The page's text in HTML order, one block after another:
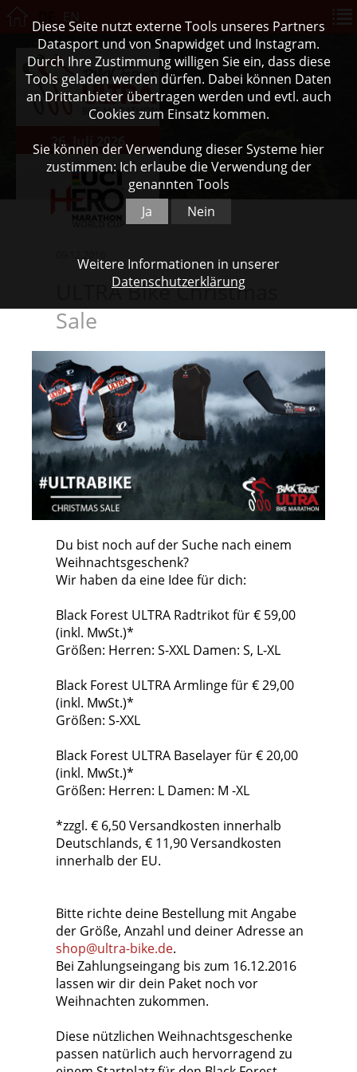
26. Juli 2026
ULTRA Bike Christmas
Sale
Du bist noch auf der Suche nach einem
Weihnachtsgeschenk?
Wir haben da eine Idee für dich:
Black Forest ULTRA Radtrikot für € 59,00
(inkl. MwSt.)*
Größen: Herren: S-XXL Damen: S, L-XL
Black Forest ULTRA Armlinge für € 29,00
(inkl. MwSt.)*
Größen: S-XXL
Black Forest ULTRA Baselayer für € 20,00
(inkl. MwSt.)*
Größen: Herren: L Damen: M -XL
*zzgl. € 6,50 Versandkosten innerhalb
Deutschlands, € 11,90 Versandkosten
innerhalb der EU.
Bitte richte deine Bestellung mit Angabe
der Größe, Anzahl und deiner Adresse an
shop@ultra-bike.de.
Bei Zahlungseingang bis zum 16.12.2016
lassen wir dir dein Paket noch vor
Weihnachten zukommen.
Diese nützlichen Weihnachtsgeschenke
passen natürlich auch hervorragend zu
Diese Seite nutzt externe Tools unseres Partners
Datasport und von Snapwidget und Instagram.
Durch Ihre Zustimmung willigen Sie ein, dass diese
Tools geladen werden dürfen. Dabei können Daten
an Drittanbieter übertragen werden und evtl. auch
Cookies zum Einsatz kommen.
Sie können der Verwendung dieser Systeme hier
zustimmen: Ich erlaube die Verwendung der
genannten Tools
Ja
Nein
Weitere Informationen in unserer
Datenschutzerklärung